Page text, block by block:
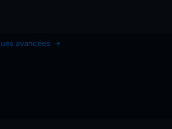
avancées